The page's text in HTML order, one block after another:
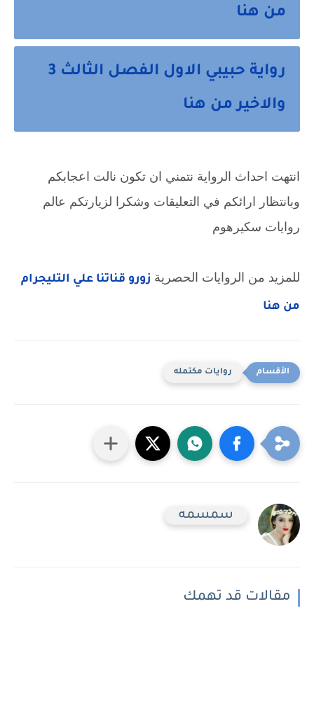
من هنا
رواية حبيبي الاول الفصل الثالث 3
والاخير من هنا
روايات سكيرهوم
للمزيد من الروايات الحصرية
من هنا
روايات مكتمله
سمسمه
مقالات قد تهمك